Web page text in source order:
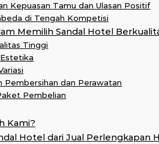
Kepuasan Tamu dan Ulasan Positif
di Tengah Kompetisi
Memilih Sandal Hotel
Tinggi
Pembersihan dan Perawatan
Pembelian
Kami?
Hotel dari Jual Perlengkapan